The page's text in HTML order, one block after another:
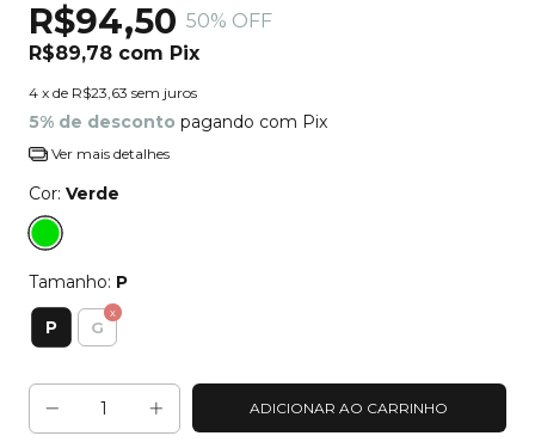
R$94,50 50% OFF
R$89,78 com Pix
4 x de R$23,63 sem juros
5% de desconto pagando com Pix
Ver mais detalhes
Cor: Verde
Tamanho: P
P G